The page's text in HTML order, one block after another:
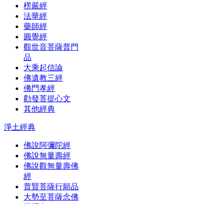
楞嚴經
法華經
藥師經
圓覺經
觀世音菩薩普門
品
大乘起信論
佛遺教三經
佛門孝經
勸發菩提心文
其他經典
淨土經典
佛說阿彌陀經
佛說無量壽經
佛說觀無量壽佛
經
普賢菩薩行願品
大勢至菩薩念佛